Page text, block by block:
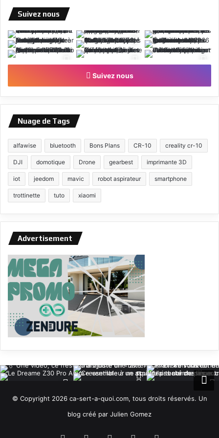
Suivez nous
Suivez nous
Nuage de Tags
alfawise bluetooth Bons Plans CR-10 creality cr-10
DJI domotique Drone gearbest imprimante 3D
iot jeedom mavic robot aspirateur smartphone
trottinette tuto xiaomi
Advertisement
© Copyright 2026 ca-sert-a-quoi.com, tous droits réservés. Un
blog créé par Julien Gomez